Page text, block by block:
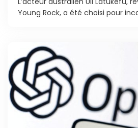
Young Rock, a été choisi pour